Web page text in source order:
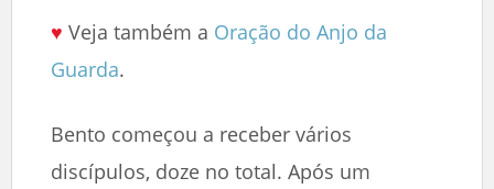
♥ Veja também a Oração do Anjo da
Guarda.
Bento começou a receber vários
discípulos, doze no total. Após um